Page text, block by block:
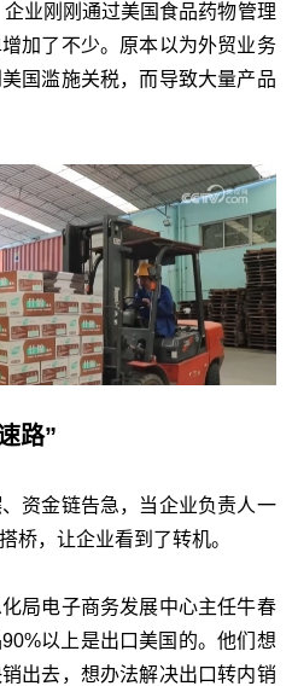
业刚刚通过美国食品药物管理
加了不少。原本以为外贸业务
国滥施关税，而导致大量产品
路”
资金链告急，当企业负责人一
桥，让企业看到了转机。
局电子商务发展中心主任牛春
以上是出口美国的。他们想
出去，想办法解决出口转内销